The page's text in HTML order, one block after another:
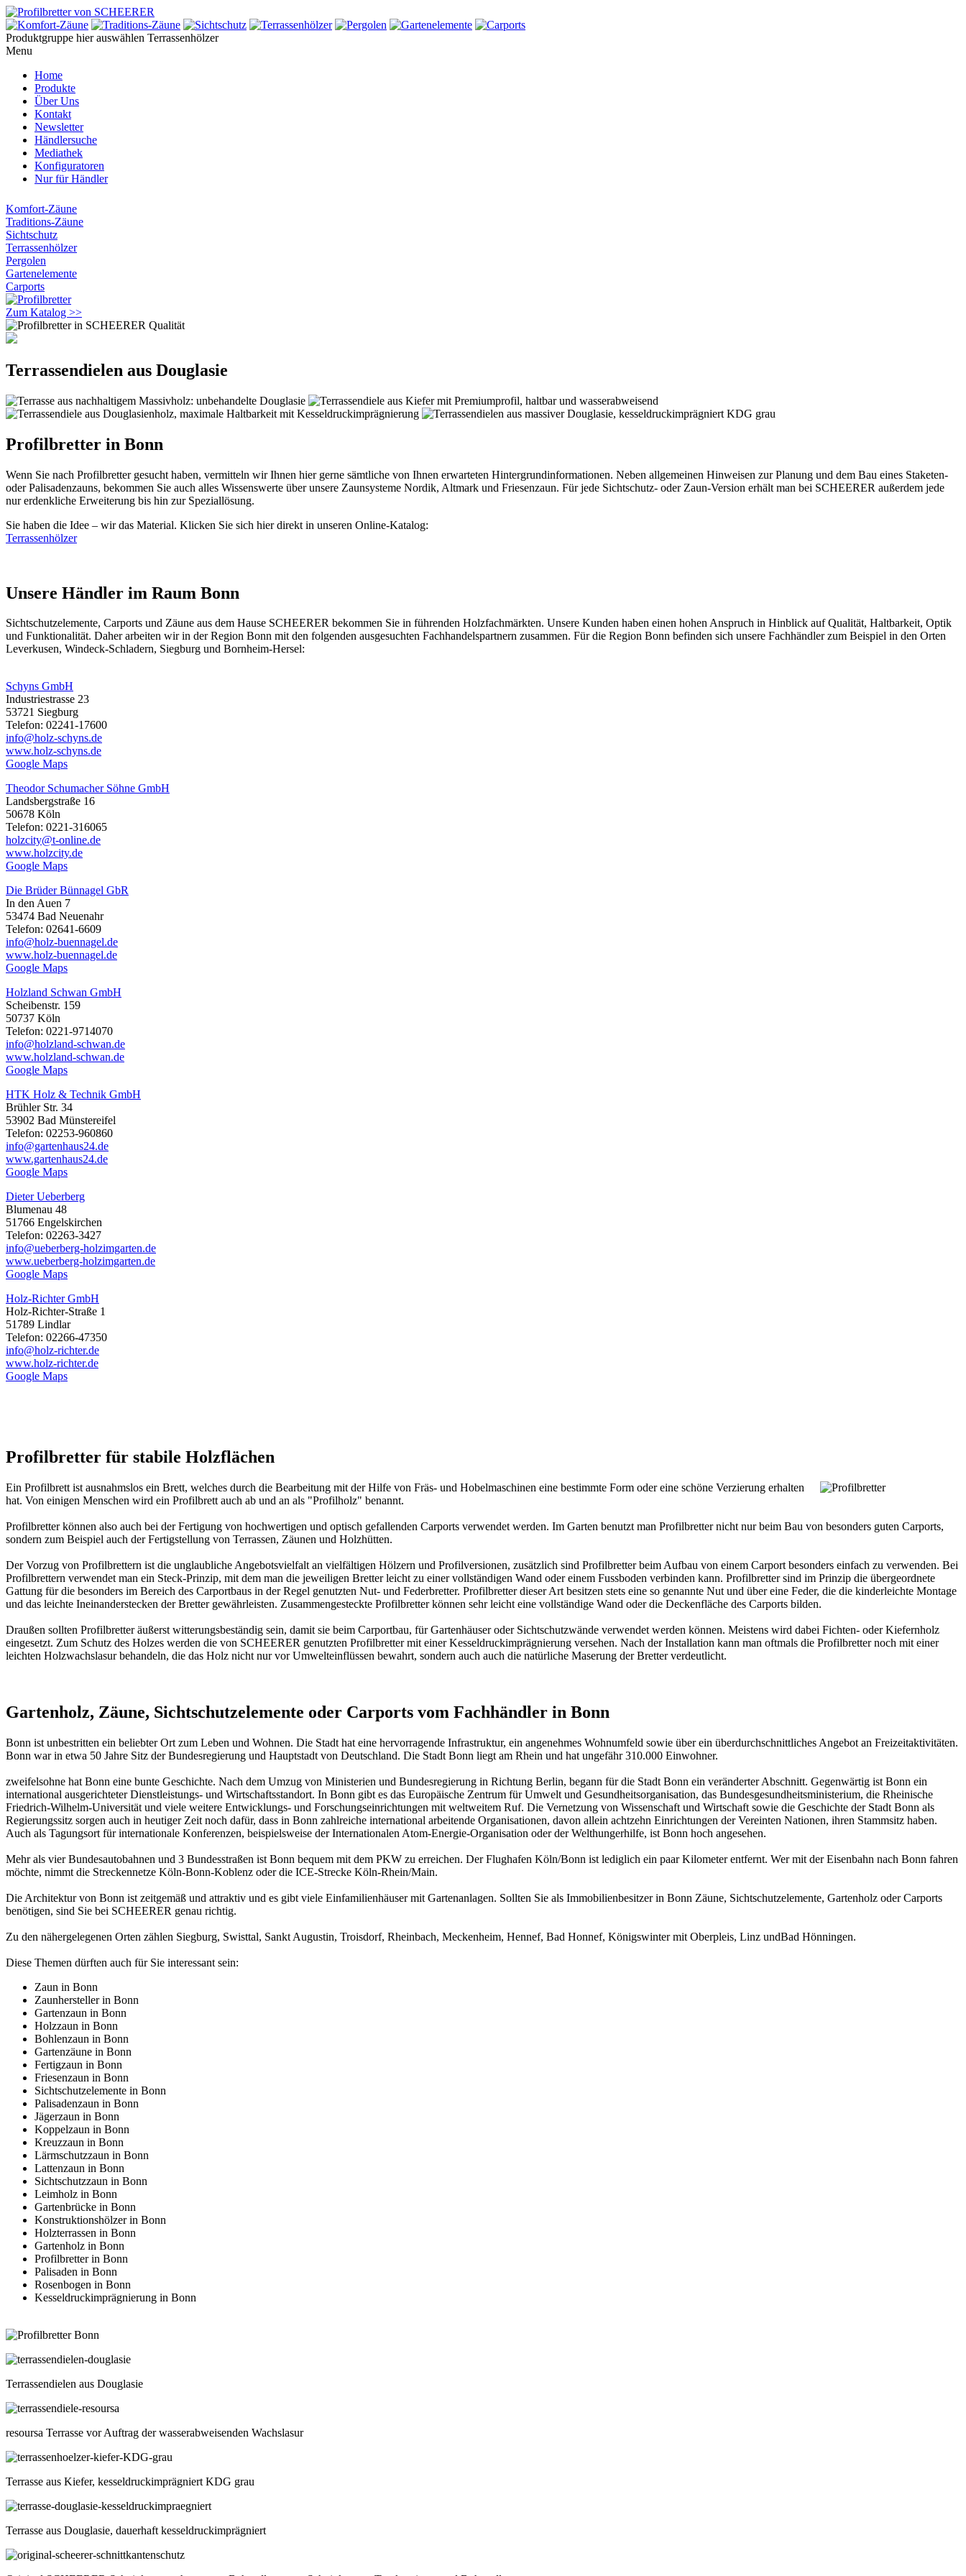
Produktgruppe hier auswählen Terrassenhölzer
Menu
Home
Produkte
Über Uns
Kontakt
Newsletter
Händlersuche
Mediathek
Konfiguratoren
Nur für Händler
Komfort-Zäune
Traditions-Zäune
Sichtschutz
Terrassenhölzer
Pergolen
Gartenelemente
Carports
Zum Katalog >>
Terrassendielen aus Douglasie
Profilbretter in Bonn
Wenn Sie nach Profilbretter gesucht haben, vermitteln wir Ihnen hier gerne sämtliche von Ihnen erwarteten Hintergrundinformationen. Neben allgemeinen Hinweisen zur Planung und dem Bau eines Staketen-
oder Palisadenzauns, bekommen Sie auch alles Wissenswerte über unsere Zaunsysteme Nordik, Altmark und Friesenzaun. Für jede Sichtschutz- oder Zaun-Version erhält man bei SCHEERER außerdem jede
nur erdenkliche Erweiterung bis hin zur Speziallösung.
Sie haben die Idee – wir das Material. Klicken Sie sich hier direkt in unseren Online-Katalog:
Terrassenhölzer
Unsere Händler im Raum Bonn
Sichtschutzelemente, Carports und Zäune aus dem Hause SCHEERER bekommen Sie in führenden Holzfachmärkten. Unsere Kunden haben einen hohen Anspruch in Hinblick auf Qualität, Haltbarkeit, Optik
und Funktionalität. Daher arbeiten wir in der Region Bonn mit den folgenden ausgesuchten Fachhandelspartnern zusammen. Für die Region Bonn befinden sich unsere Fachhändler zum Beispiel in den Orten
Leverkusen, Windeck-Schladern, Siegburg und Bornheim-Hersel:
Schyns GmbH
Industriestrasse 23
53721 Siegburg
Telefon: 02241-17600
info@holz-schyns.de
www.holz-schyns.de
Google Maps
Theodor Schumacher Söhne GmbH
Landsbergstraße 16
50678 Köln
Telefon: 0221-316065
holzcity@t-online.de
www.holzcity.de
Google Maps
Die Brüder Bünnagel GbR
In den Auen 7
53474 Bad Neuenahr
Telefon: 02641-6609
info@holz-buennagel.de
www.holz-buennagel.de
Google Maps
Holzland Schwan GmbH
Scheibenstr. 159
50737 Köln
Telefon: 0221-9714070
info@holzland-schwan.de
www.holzland-schwan.de
Google Maps
HTK Holz & Technik GmbH
Brühler Str. 34
53902 Bad Münstereifel
Telefon: 02253-960860
info@gartenhaus24.de
www.gartenhaus24.de
Google Maps
Dieter Ueberberg
Blumenau 48
51766 Engelskirchen
Telefon: 02263-3427
info@ueberberg-holzimgarten.de
www.ueberberg-holzimgarten.de
Google Maps
Holz-Richter GmbH
Holz-Richter-Straße 1
51789 Lindlar
Telefon: 02266-47350
info@holz-richter.de
www.holz-richter.de
Google Maps
Profilbretter für stabile Holzflächen
Ein Profilbrett ist ausnahmslos ein Brett, welches durch die Bearbeitung mit der Hilfe von Fräs- und Hobelmaschinen eine bestimmte Form oder eine schöne Verzierung erhalten
hat. Von einigen Menschen wird ein Profilbrett auch ab und an als "Profilholz" benannt.
Profilbretter können also auch bei der Fertigung von hochwertigen und optisch gefallenden Carports verwendet werden. Im Garten benutzt man Profilbretter nicht nur beim Bau von besonders guten Carports,
sondern zum Beispiel auch der Fertigstellung von Terrassen, Zäunen und Holzhütten.
Der Vorzug von Profilbrettern ist die unglaubliche Angebotsvielfalt an vielfältigen Hölzern und Profilversionen, zusätzlich sind Profilbretter beim Aufbau von einem Carport besonders einfach zu verwenden. Bei
Profilbrettern verwendet man ein Steck-Prinzip, mit dem man die jeweiligen Bretter leicht zu einer vollständigen Wand oder einem Fussboden verbinden kann. Profilbretter sind im Prinzip die übergeordnete
Gattung für die besonders im Bereich des Carportbaus in der Regel genutzten Nut- und Federbretter. Profilbretter dieser Art besitzen stets eine so genannte Nut und über eine Feder, die die kinderleichte Montage
und das leichte Ineinanderstecken der Bretter gewährleisten. Zusammengesteckte Profilbretter können sehr leicht eine vollständige Wand oder die Deckenfläche des Carports bilden.
Draußen sollten Profilbretter äußerst witterungsbeständig sein, damit sie beim Carportbau, für Gartenhäuser oder Sichtschutzwände verwendet werden können. Meistens wird dabei Fichten- oder Kiefernholz
eingesetzt. Zum Schutz des Holzes werden die von SCHEERER genutzten Profilbretter mit einerKesseldruckimprägnierung versehen. Nach der Installation kann man oftmals die Profilbretter noch mit einer
leichten Holzwachslasur behandeln, die das Holz nicht nur vor Umwelteinflüssen bewahrt, sondern auch auch die natürliche Maserung der Bretter verdeutlicht.
Gartenholz, Zäune, Sichtschutzelemente oder Carports vom Fachhändler in Bonn
Bonn ist unbestritten ein beliebter Ort zum Leben und Wohnen. Die Stadt hat eine hervorragende Infrastruktur, ein angenehmes Wohnumfeld sowie über ein überdurchschnittliches Angebot an Freizeitaktivitäten.
Bonn war in etwa 50 Jahre Sitz der Bundesregierung und Hauptstadt von Deutschland. Die Stadt Bonn liegt am Rhein und hat ungefähr 310.000 Einwohner.
zweifelsohne hat Bonn eine bunte Geschichte. Nach dem Umzug von Ministerien und Bundesregierung in Richtung Berlin, begann für die Stadt Bonn ein veränderter Abschnitt. Gegenwärtig ist Bonn ein
international ausgerichteter Dienstleistungs- und Wirtschaftsstandort. In Bonn gibt es das Europäische Zentrum für Umwelt und Gesundheitsorganisation, das Bundesgesundheitsministerium, die Rheinische
Friedrich-Wilhelm-Universität und viele weitere Entwicklungs- und Forschungseinrichtungen mit weltweitem Ruf. Die Vernetzung von Wissenschaft und Wirtschaft sowie die Geschichte der Stadt Bonn als
Regierungssitz sorgen auch in heutiger Zeit noch dafür, dass in Bonn zahlreiche international arbeitende Organisationen, davon allein achtzehn Einrichtungen der Vereinten Nationen, ihren Stammsitz haben.
Auch als Tagungsort für internationale Konferenzen, beispielsweise der Internationalen Atom-Energie-Organisation oder der Welthungerhilfe, ist Bonn hoch angesehen.
Mehr als vier Bundesautobahnen und 3 Bundesstraßen ist Bonn bequem mit dem PKW zu erreichen. Der Flughafen Köln/Bonn ist lediglich ein paar Kilometer entfernt. Wer mit der Eisenbahn nach Bonn fahren
möchte, nimmt die Streckennetze Köln-Bonn-Koblenz oder die ICE-Strecke Köln-Rhein/Main.
Die Architektur von Bonn ist zeitgemäß und attraktiv und es gibt viele Einfamilienhäuser mit Gartenanlagen. Sollten Sie als Immobilienbesitzer in Bonn Zäune, Sichtschutzelemente, Gartenholz oder Carports
benötigen, sind Sie bei SCHEERER genau richtig.
Zu den nähergelegenen Orten zählen Siegburg, Swisttal, Sankt Augustin, Troisdorf, Rheinbach, Meckenheim, Hennef, Bad Honnef, Königswinter mit Oberpleis, Linz undBad Hönningen.
Diese Themen dürften auch für Sie interessant sein:
Zaun in Bonn
Zaunhersteller in Bonn
Gartenzaun in Bonn
Holzzaun in Bonn
Bohlenzaun in Bonn
Gartenzäune in Bonn
Fertigzaun in Bonn
Friesenzaun in Bonn
Sichtschutzelemente in Bonn
Palisadenzaun in Bonn
Jägerzaun in Bonn
Koppelzaun in Bonn
Kreuzzaun in Bonn
Lärmschutzzaun in Bonn
Lattenzaun in Bonn
Sichtschutzzaun in Bonn
Leimholz in Bonn
Gartenbrücke in Bonn
Konstruktionshölzer in Bonn
Holzterrassen in Bonn
Gartenholz in Bonn
Profilbretter in Bonn
Palisaden in Bonn
Rosenbogen in Bonn
Kesseldruckimprägnierung in Bonn
Terrassendielen aus Douglasie
resoursa Terrasse vor Auftrag der wasserabweisenden Wachslasur
Terrasse aus Kiefer, kesseldruckimprägniert KDG grau
Terrasse aus Douglasie, dauerhaft kesseldruckimprägniert